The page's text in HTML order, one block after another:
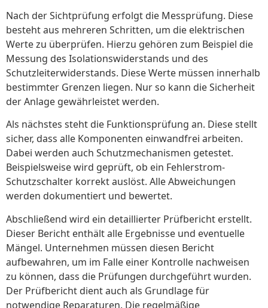
Nach der Sichtprüfung erfolgt die Messprüfung. Diese
besteht aus mehreren Schritten, um die elektrischen
Werte zu überprüfen. Hierzu gehören zum Beispiel die
Messung des Isolationswiderstands und des
Schutzleiterwiderstands. Diese Werte müssen innerhalb
bestimmter Grenzen liegen. Nur so kann die Sicherheit
der Anlage gewährleistet werden.
Als nächstes steht die Funktionsprüfung an. Diese stellt
sicher, dass alle Komponenten einwandfrei arbeiten.
Dabei werden auch Schutzmechanismen getestet.
Beispielsweise wird geprüft, ob ein Fehlerstrom-
Schutzschalter korrekt auslöst. Alle Abweichungen
werden dokumentiert und bewertet.
Abschließend wird ein detaillierter Prüfbericht erstellt.
Dieser Bericht enthält alle Ergebnisse und eventuelle
Mängel. Unternehmen müssen diesen Bericht
aufbewahren, um im Falle einer Kontrolle nachweisen
zu können, dass die Prüfungen durchgeführt wurden.
Der Prüfbericht dient auch als Grundlage für
notwendige Reparaturen. Die regelmäßige